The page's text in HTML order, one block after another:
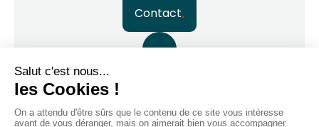
Contact
Direction artistique et webdesign UX et UI 💛